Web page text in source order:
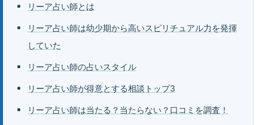
リーア占い師とは
リーア占い師は幼少期から高いスピリチュアル力を発揮
していた
リーア占い師の占いスタイル
リーア占い師が得意とする相談トップ3
リーア占い師は当たる？当たらない？口コミを調査！